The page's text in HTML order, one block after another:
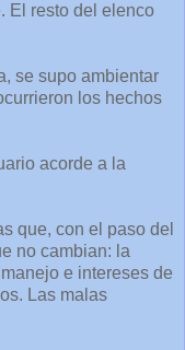
El resto del elenco
se supo ambientar
los hechos
acorde a la
que, con el paso del
no cambian: la
e intereses de
Las malas